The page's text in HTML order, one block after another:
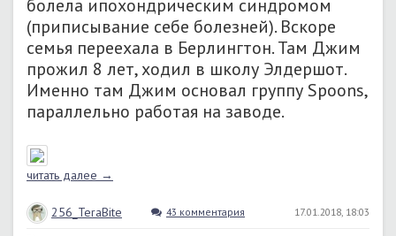
болела ипохондрическим синдромом
(приписывание себе болезней). Вскоре
семья переехала в Берлингтон. Там Джим
прожил 8 лет, ходил в школу Элдершот.
Именно там Джим основал группу Spoons,
параллельно работая на заводе.
читать далее →
256_TeraBite 43 комментария 17.01.2018, 18:03